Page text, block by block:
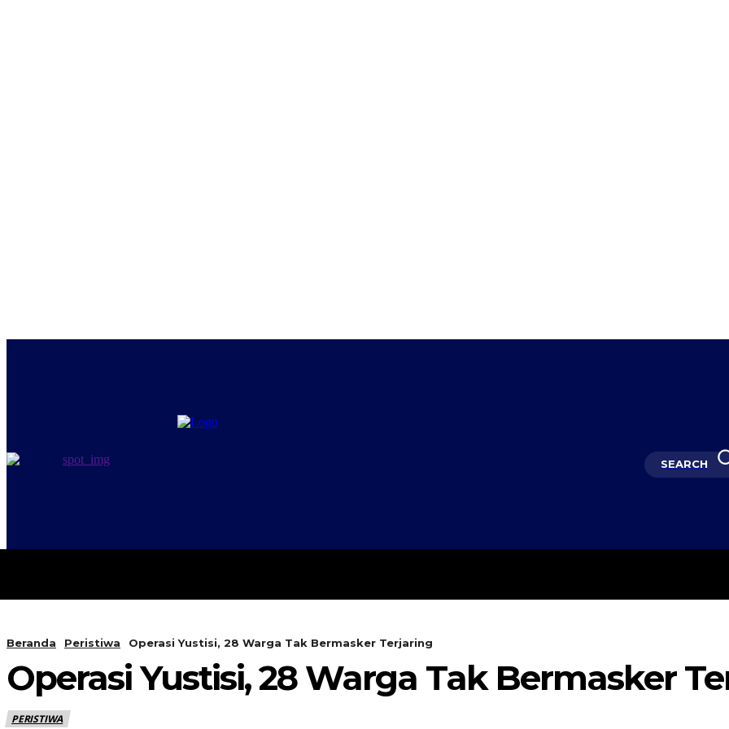
SEARCH
Beranda Peristiwa Operasi Yustisi, 28 Warga Tak Bermasker Terjaring
Operasi Yustisi, 28 Warga Tak Bermasker
PERISTIWA